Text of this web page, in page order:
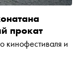
прокат
кинофестиваля и